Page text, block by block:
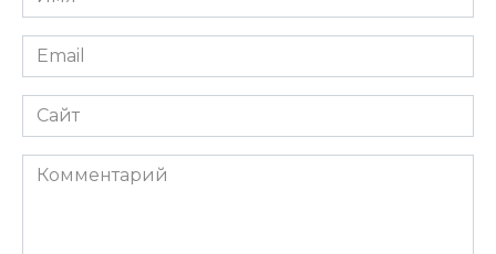
*
Email
*
Сайт
Комментарий